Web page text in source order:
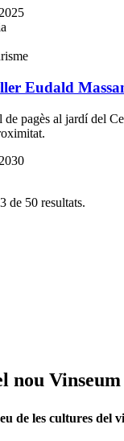
Eudald
pagès al jardí del
de 50 resultats.
nou Vinseum
de les cultures del